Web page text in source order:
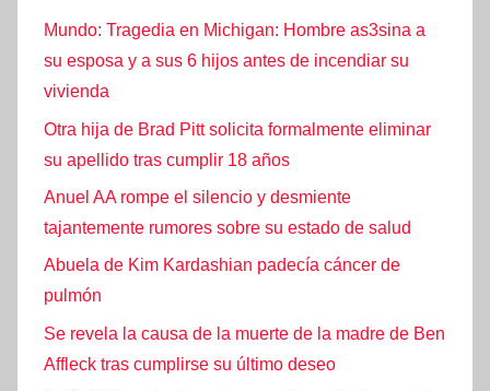
Mundo: Tragedia en Michigan: Hombre as3sina a
su esposa y a sus 6 hijos antes de incendiar su
vivienda
Otra hija de Brad Pitt solicita formalmente eliminar
su apellido tras cumplir 18 años
Anuel AA rompe el silencio y desmiente
tajantemente rumores sobre su estado de salud
Abuela de Kim Kardashian padecía cáncer de
pulmón
Se revela la causa de la muerte de la madre de Ben
Affleck tras cumplirse su último deseo